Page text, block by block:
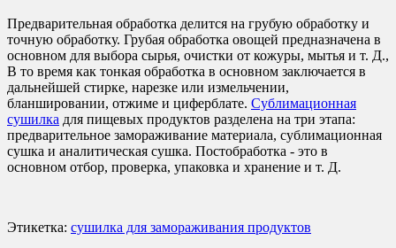
Предварительная обработка делится на грубую обработку и
точную обработку. Грубая обработка овощей предназначена в
основном для выбора сырья, очистки от кожуры, мытья и т. Д.,
В то время как тонкая обработка в основном заключается в
дальнейшей стирке, нарезке или измельчении,
бланшировании, отжиме и циферблате. Сублимационная
сушилка для пищевых продуктов разделена на три этапа:
предварительное замораживание материала, сублимационная
сушка и аналитическая сушка. Постобработка - это в
основном отбор, проверка, упаковка и хранение и т. Д.
Этикетка: сушилка для замораживания продуктов